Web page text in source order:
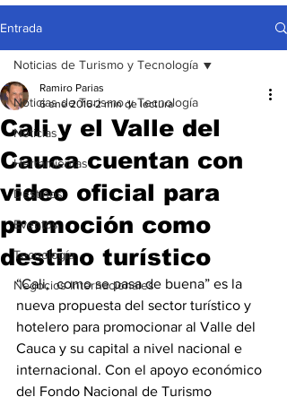
Entrada
Noticias de Turismo y Tecnología
Noticias
Herramientas
Destinos
Eventos
Tecnología
Negocios Internacionales
Noticias de Turismo y Tecnología
Cali y el Valle del
Cauca cuentan con
video oficial para
promoción como
destino turístico
Ramiro Parias
6 ene 2016 2 min de lectura
“Cali,  como se pasa de buena” es la
nueva propuesta del sector turístico y
hotelero para promocionar al Valle del
Cauca y su capital a nivel nacional e
internacional. Con el apoyo económico
del Fondo Nacional de Turismo